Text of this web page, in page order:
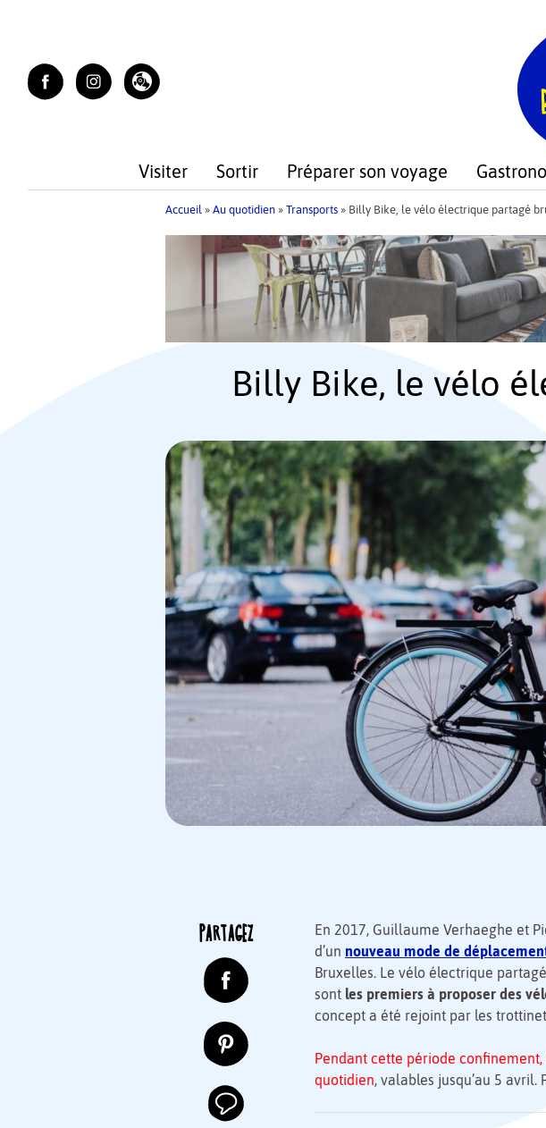
Visiter Sortir Préparer son voyage
Accueil » Au quotidien» Transports» Billy Bike, le vélo électrique partagé
Billy Bike, le vélo
PARTAGEZ
En 2017, Guillaume Verhaeghe et
d’un nouveau mode de
Bruxelles. Le vélo électrique partagé
sont les premiers à proposer des
concept a été rejoint par les
Pendant cette période
quotidien, valables jusqu’au 5 avril.